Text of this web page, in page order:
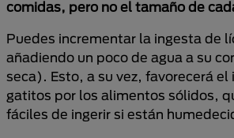
comidas, pero no el tamaño de
Puedes incrementar la ingesta de
añadiendo un poco de agua a su
seca). Esto, a su vez, favorecerá el
gatitos por los alimentos sólidos,
fáciles de ingerir si están